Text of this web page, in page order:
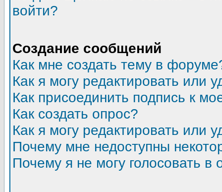
войти?
Создание сообщений
Как мне создать тему в
Как я могу редактировать или
Как присоединить подпись к
Как создать опрос?
Как я могу редактировать или
Почему мне недоступны
Почему я не могу голосовать в